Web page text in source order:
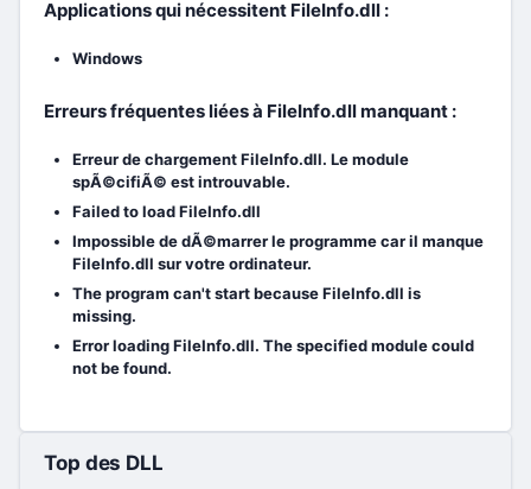
Applications qui nécessitent FileInfo.dll :
Windows
Erreurs fréquentes liées à FileInfo.dll manquant :
Erreur de chargement FileInfo.dll. Le module
spÃ©cifiÃ© est introuvable.
Failed to load FileInfo.dll
Impossible de dÃ©marrer le programme car il manque
FileInfo.dll sur votre ordinateur.
The program can't start because FileInfo.dll is
missing.
Error loading FileInfo.dll. The specified module could
not be found.
Top des DLL